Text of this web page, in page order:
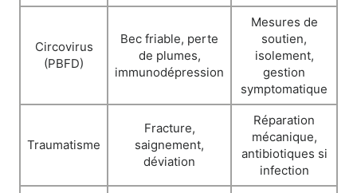
Circovirus
(PBFD)
Bec friable, perte
de plumes,
immunodépression
Mesures de
soutien,
isolement,
gestion
symptomatique
Traumatisme
Fracture,
saignement,
déviation
Réparation
mécanique,
antibiotiques si
infection